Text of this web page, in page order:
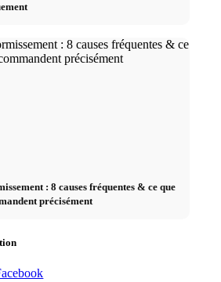
: 8 causes fréquentes & ce que
précisément